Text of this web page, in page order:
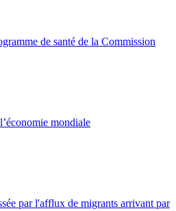
de santé de la Commission
mondiale
par l'afflux de migrants arrivant par